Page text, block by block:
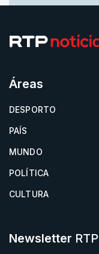
Áreas
DESPORTO
PAÍS
MUNDO
POLÍTICA
CULTURA
Newsletter RTP